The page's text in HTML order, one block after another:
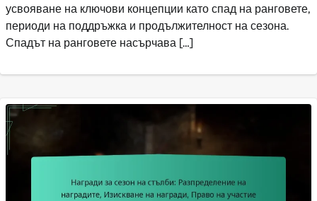
усвояване на ключови концепции като спад на ранговете,
периоди на поддръжка и продължителност на сезона.
Спадът на ранговете насърчава […]